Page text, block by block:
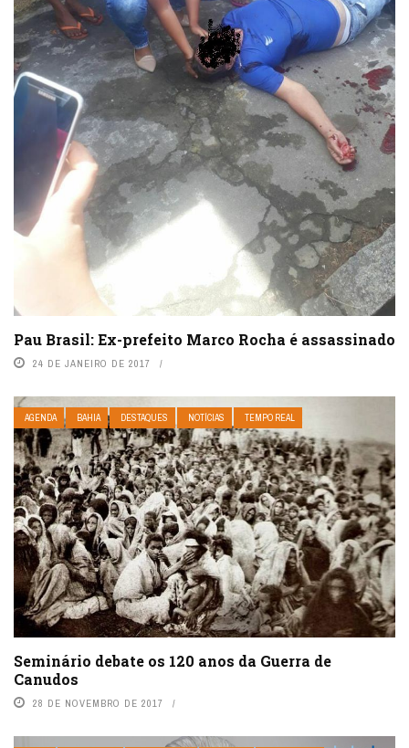
Pau Brasil: Ex-prefeito Marco Rocha é assassinado
24 DE JANEIRO DE 2017
AGENDA BAHIA DESTAQUES NOTÍCIAS TEMPO REAL
Seminário debate os 120 anos da Guerra de
Canudos
28 DE NOVEMBRO DE 2017